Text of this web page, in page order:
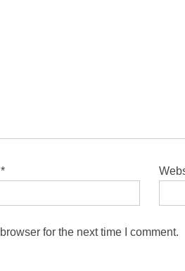
*
for the next time I comment.